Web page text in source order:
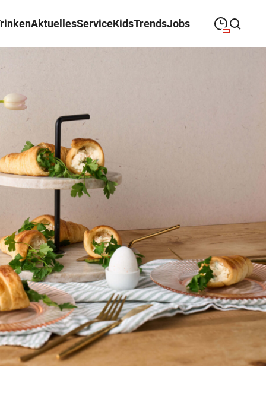
AktuellesServiceKidsTrendsJobs
Donnerstag
Freitag
FREITAG
Samstag
SAMSTAG 09:00—18:00
Sonderöffnungszeiten
Wegbeschreibung